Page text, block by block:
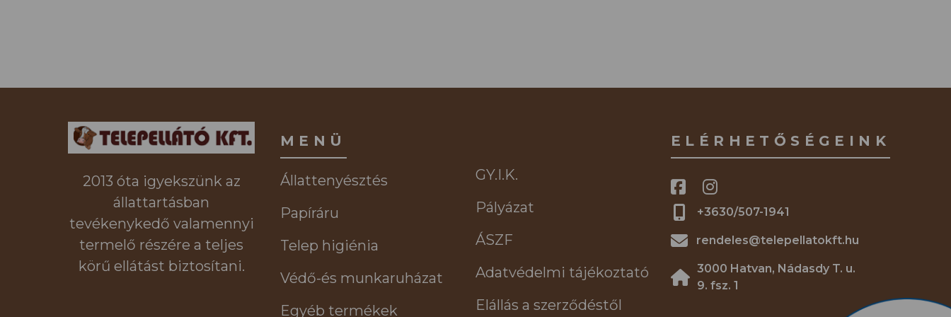
2013 óta igyekszünk az
állattartásban
tevékenykedő valamennyi
termelő részére a teljes
körű ellátást biztosítani.
MENÜ
Állattenyésztés
Papíráru
Telep higiénia
Védő-és munkaruházat
Egyéb termékek
GY.I.K.
Pályázat
ÁSZF
Adatvédelmi tájékoztató
Elállás a szerződéstől
ELÉRHETŐSÉGEINK
+3630/507-1941
rendeles@telepellatokft.hu
3000 Hatvan, Nádasdy T. u.
9. fsz. 1